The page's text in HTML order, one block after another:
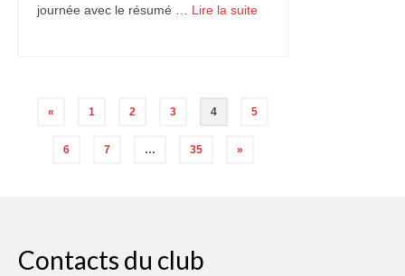
journée avec le résumé … Lire la suite­­
Pagination
« 1 2 3 4 5
6 7 … 35 »
Contacts du club